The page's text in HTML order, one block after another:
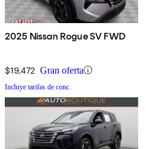
2025 Nissan Rogue SV FWD
$19,472 Gran oferta
Incluye tarifas de conc.